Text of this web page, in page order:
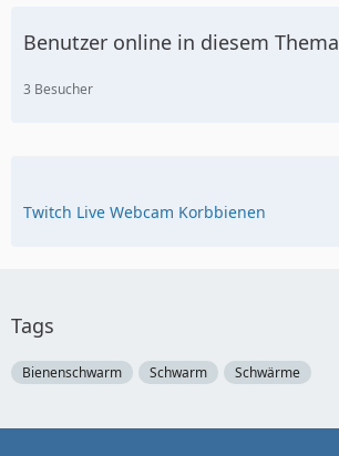
Benutzer online in diesem Thema
3 Besucher
Twitch Live Webcam Korbbienen
Tags
Bienenschwarm Schwarm Schwärme